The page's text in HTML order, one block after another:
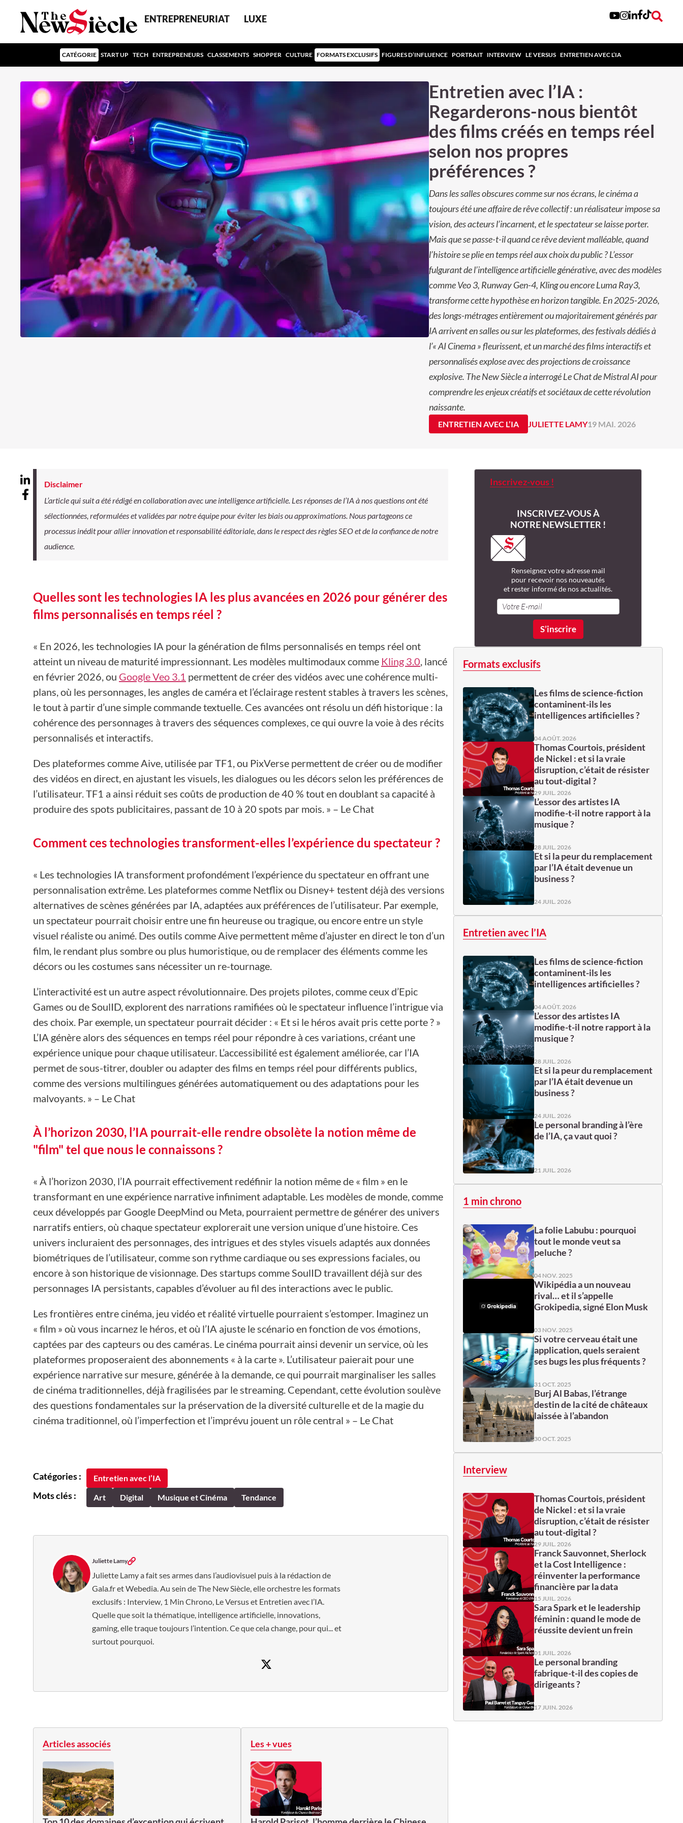
ENTREPRENEURIAT LUXE
CATÉGORIE START UP TECH ENTREPRENEURS CLASSEMENTS SHOPPER CULTURE FORMATS EXCLUSIFS FIGURES D’INFLUENCE PORTRAIT INTERVIEW LE VERSUS ENTRETIEN AVEC L’IA
Entretien avec l’IA :
Regarderons-nous bientôt
des films créés en temps réel
selon nos propres
préférences ?
Dans les salles obscures comme sur nos écrans, le cinéma a
toujours été une affaire de rêve collectif : un réalisateur impose sa
vision, des acteurs l’incarnent, et le spectateur se laisse porter.
Mais que se passe-t-il quand ce rêve devient malléable, quand
l’histoire se plie en temps réel aux choix du public ? L’essor
fulgurant de l’intelligence artificielle générative, avec des modèles
comme Veo 3, Runway Gen-4, Kling ou encore Luma Ray3,
transforme cette hypothèse en horizon tangible. En 2025-2026,
des longs-métrages entièrement ou majoritairement générés par
IA arrivent en salles ou sur les plateformes, des festivals dédiés à
l’« AI Cinema » fleurissent, et un marché des films interactifs et
personnalisés explose avec des projections de croissance
explosive. The New Siècle a interrogé Le Chat de Mistral AI pour
comprendre les enjeux créatifs et sociétaux de cette révolution
naissante.
ENTRETIEN AVEC L’IA JULIETTE LAMY19 MAI. 2026
Disclaimer
L’article qui suit a été rédigé en collaboration avec une intelligence artificielle. Les réponses de l’IA à nos questions ont été
sélectionnées, reformulées et validées par notre équipe pour éviter les biais ou approximations. Nous partageons ce
processus inédit pour allier innovation et responsabilité éditoriale, dans le respect des règles SEO et de la confiance de notre
audience.
Quelles sont les technologies IA les plus avancées en 2026 pour générer des
films personnalisés en temps réel ?
« En 2026, les technologies IA pour la génération de films personnalisés en temps réel ont
atteint un niveau de maturité impressionnant. Les modèles multimodaux comme Kling 3.0, lancé
en février 2026, ou Google Veo 3.1 permettent de créer des vidéos avec une cohérence multi-
plans, où les personnages, les angles de caméra et l’éclairage restent stables à travers les scènes,
le tout à partir d’une simple commande textuelle. Ces avancées ont résolu un défi historique : la
cohérence des personnages à travers des séquences complexes, ce qui ouvre la voie à des récits
personnalisés et interactifs.
Des plateformes comme Aive, utilisée par TF1, ou PixVerse permettent de créer ou de modifier
des vidéos en direct, en ajustant les visuels, les dialogues ou les décors selon les préférences de
l’utilisateur. TF1 a ainsi réduit ses coûts de production de 40 % tout en doublant sa capacité à
produire des spots publicitaires, passant de 10 à 20 spots par mois. » – Le Chat
Comment ces technologies transforment-elles l’expérience du spectateur ?
« Les technologies IA transforment profondément l’expérience du spectateur en offrant une
personnalisation extrême. Les plateformes comme Netflix ou Disney+ testent déjà des versions
alternatives de scènes générées par IA, adaptées aux préférences de l’utilisateur. Par exemple,
un spectateur pourrait choisir entre une fin heureuse ou tragique, ou encore entre un style
visuel réaliste ou animé. Des outils comme Aive permettent même d’ajuster en direct le ton d’un
film, le rendant plus sombre ou plus humoristique, ou de remplacer des éléments comme les
décors ou les costumes sans nécessiter un re-tournage.
L’interactivité est un autre aspect révolutionnaire. Des projets pilotes, comme ceux d’Epic
Games ou de SoulID, explorent des narrations ramifiées où le spectateur influence l’intrigue via
des choix. Par exemple, un spectateur pourrait décider : « Et si le héros avait pris cette porte ? »
L’IA génère alors des séquences en temps réel pour répondre à ces variations, créant une
expérience unique pour chaque utilisateur. L’accessibilité est également améliorée, car l’IA
permet de sous-titrer, doubler ou adapter des films en temps réel pour différents publics,
comme des versions multilingues générées automatiquement ou des adaptations pour les
malvoyants. » – Le Chat
À l’horizon 2030, l’IA pourrait-elle rendre obsolète la notion même de
"film" tel que nous le connaissons ?
« À l’horizon 2030, l’IA pourrait effectivement redéfinir la notion même de « film » en le
transformant en une expérience narrative infiniment adaptable. Les modèles de monde, comme
ceux développés par Google DeepMind ou Meta, pourraient permettre de générer des univers
narratifs entiers, où chaque spectateur explorerait une version unique d’une histoire. Ces
univers incluraient des personnages, des intrigues et des styles visuels adaptés aux données
biométriques de l’utilisateur, comme son rythme cardiaque ou ses expressions faciales, ou
encore à son historique de visionnage. Des startups comme SoulID travaillent déjà sur des
personnages IA persistants, capables d’évoluer au fil des interactions avec le public.
Les frontières entre cinéma, jeu vidéo et réalité virtuelle pourraient s’estomper. Imaginez un
« film » où vous incarnez le héros, et où l’IA ajuste le scénario en fonction de vos émotions,
captées par des capteurs ou des caméras. Le cinéma pourrait ainsi devenir un service, où les
plateformes proposeraient des abonnements « à la carte ». L’utilisateur paierait pour une
expérience narrative sur mesure, générée à la demande, ce qui pourrait marginaliser les salles
de cinéma traditionnelles, déjà fragilisées par le streaming. Cependant, cette évolution soulève
des questions fondamentales sur la préservation de la diversité culturelle et de la magie du
cinéma traditionnel, où l’imperfection et l’imprévu jouent un rôle central » – Le Chat
Catégories : Entretien avec l’IA
Mots clés : Art Digital Musique et Cinéma Tendance
Juliette Lamy
Juliette Lamy a fait ses armes dans l’audiovisuel puis à la rédaction de
Gala.fr et Webedia. Au sein de The New Siècle, elle orchestre les formats
exclusifs : Interview, 1 Min Chrono, Le Versus et Entretien avec l’IA.
Quelle que soit la thématique, intelligence artificielle, innovations,
gaming, elle traque toujours l’intention. Ce que cela change, pour qui... et
surtout pourquoi.
Articles associés Les + vues
Inscrivez-vous !
INSCRIVEZ-VOUS À
NOTRE NEWSLETTER !
Renseignez votre adresse mail
pour recevoir nos nouveautés
et rester informé de nos actualités.
Formats exclusifs
Les films de science-fiction
contaminent-ils les
intelligences artificielles ?
04 AOÛT. 2026
Thomas Courtois, président
de Nickel : et si la vraie
disruption, c’était de résister
au tout-digital ?
29 JUIL. 2026
L’essor des artistes IA
modifie-t-il notre rapport à la
musique ?
28 JUIL. 2026
Et si la peur du remplacement
par l’IA était devenue un
business ?
24 JUIL. 2026
Entretien avec l’IA
Les films de science-fiction
contaminent-ils les
intelligences artificielles ?
04 AOÛT. 2026
L’essor des artistes IA
modifie-t-il notre rapport à la
musique ?
28 JUIL. 2026
Et si la peur du remplacement
par l’IA était devenue un
business ?
24 JUIL. 2026
Le personal branding à l’ère
de l’IA, ça vaut quoi ?
21 JUIL. 2026
1 min chrono
La folie Labubu : pourquoi
tout le monde veut sa
peluche ?
04 NOV. 2025
Wikipédia a un nouveau
rival… et il s’appelle
Grokipedia, signé Elon Musk
03 NOV. 2025
Si votre cerveau était une
application, quels seraient
ses bugs les plus fréquents ?
31 OCT. 2025
Burj Al Babas, l’étrange
destin de la cité de châteaux
laissée à l’abandon
30 OCT. 2025
Interview
Thomas Courtois, président
de Nickel : et si la vraie
disruption, c’était de résister
au tout-digital ?
29 JUIL. 2026
Franck Sauvonnet, Sherlock
et la Cost Intelligence :
réinventer la performance
financière par la data
15 JUIL. 2026
Sara Spark et le leadership
féminin : quand le mode de
réussite devient un frein
01 JUIL. 2026
Le personal branding
fabrique-t-il des copies de
dirigeants ?
17 JUIN. 2026